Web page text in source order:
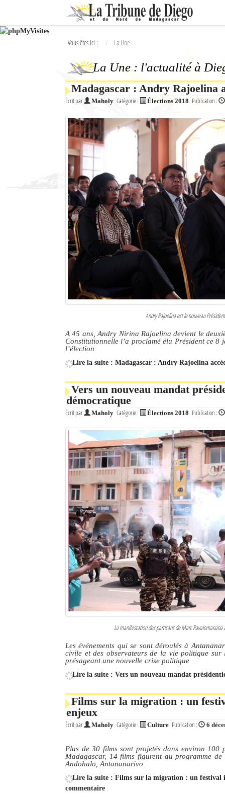
Ok
L'actualité à Diego Suarez
Le Nord de Madagascar
L'actualité du tourisme
Sites touristiques
Diego Suarez Pratique
Les Petites Annonces
La Tribune de Diego en PDF
Connexion
Mot de passe oublié ?
Vous êtes ici : La Une
La Une : l'actualité à
Madagascar : Andry Rajoelina
Écrit par Maholy Catégorie : Élections 2018 Publication :
Andry Rajoelina est le nouveau
A 45 ans, Andry Nirina Rajoelina devient le
Constitutionnelle l’a proclamé élu Président ce
l’élection
Lire la suite : Madagascar : Andry Rajoelina
Vers un nouveau mandat
démocratique
Écrit par Maholy Catégorie : Élections 2018 Publication :
La manifestation des partisans de Marc
Les événements qui se sont déroulés à
civile et des observateurs de la vie politique
présageant une nouvelle crise politique
Lire la suite : Vers un nouveau mandat
Films sur la migration : un
enjeux
Écrit par Maholy Catégorie : Culture Publication : 6
Plus de 30 films sont projetés dans environ
Madagascar, 14 films figurent au programme
Andohalo, Antananarivo
Lire la suite : Films sur la migration : un festival
commentaire